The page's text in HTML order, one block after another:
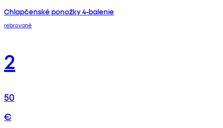
Chlapčenské ponožky 4-balenie
rebrované
2
50
€